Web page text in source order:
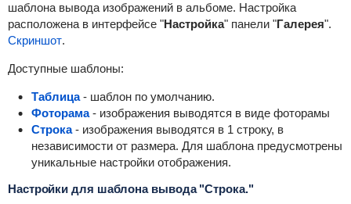
шаблона вывода изображений в альбоме. Настройка
расположена в интерфейсе "Настройка" панели "Галерея".
Скриншот.
Доступные шаблоны:
Таблица - шаблон по умолчанию.
Фоторама - изображения выводятся в виде фоторамы
Строка - изображения выводятся в 1 строку, в
независимости от размера. Для шаблона предусмотрены
уникальные настройки отображения.
Настройки для шаблона вывода "Строка."